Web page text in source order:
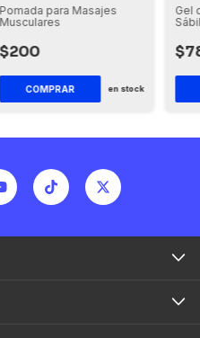
Pomada para Masajes
Musculares
$200
COMPRAR en stock
Gel